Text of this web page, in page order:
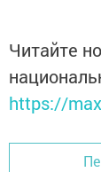
Читайте
https://